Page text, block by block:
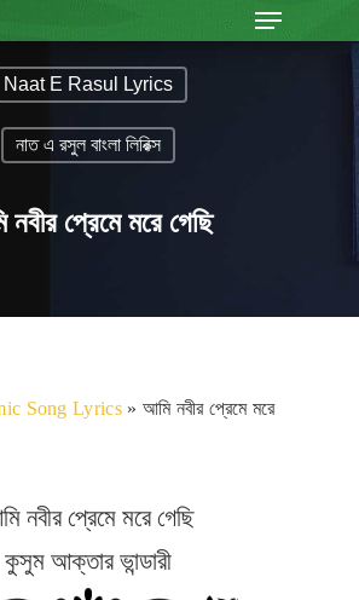
Naat E Rasul Lyrics
নাত এ রসুল বাংলা লিরিক্স
প্রেমে মরে গেছি
Song Lyrics» আমি নবীর প্রেমে মরে
নবীর প্রেমে মরে গেছি
কুসুম আক্তার ভান্ডারী